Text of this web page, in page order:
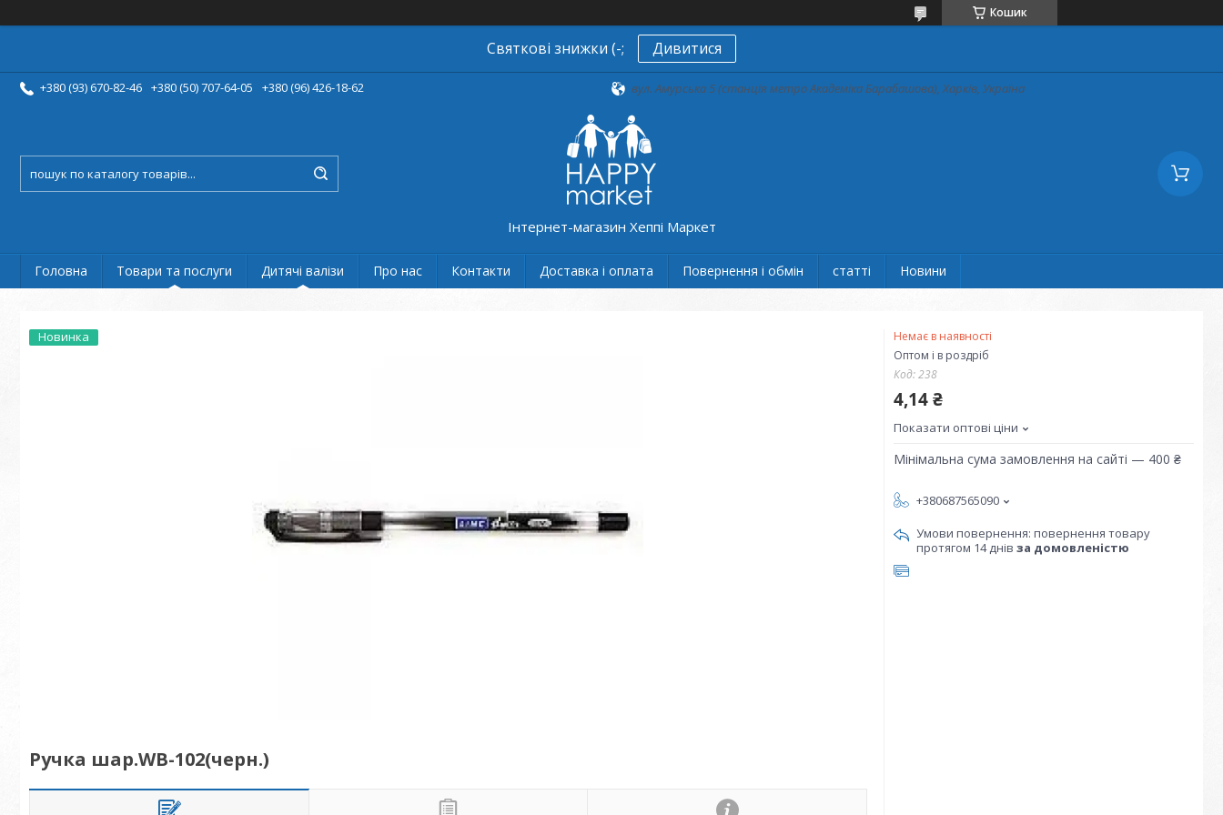
Кошик
Святкові знижки (-; Дивитися
+380 (93) 670-82-46 +380 (50) 707-64-05 +380 (96) 426-18-62 вул. Амурська 5 (станція метро Академіка Барабашова), Харків, Україна
Інтернет-магазин Хеппі Маркет
Головна Товари та послуги Дитячі валізи Про нас Контакти Доставка і оплата Повернення і обмін статті Новини
Новинка
Ручка шар.WB-102(черн.)
Немає в наявності
Оптом і в роздріб
Код:238
4,14 ₴
Показати оптові ціни
Мінімальна сума замовлення на сайті — 400 ₴
+380687565090
повернення товару
протягом 14 днів за домовленістю